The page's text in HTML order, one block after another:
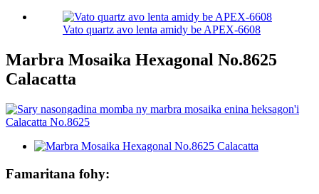
Vato quartz avo lenta amidy be APEX-6608
Marbra Mosaika Hexagonal No.8625
Calacatta
Famaritana fohy: